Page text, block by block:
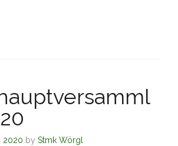
2020 by Stmk Wörgl